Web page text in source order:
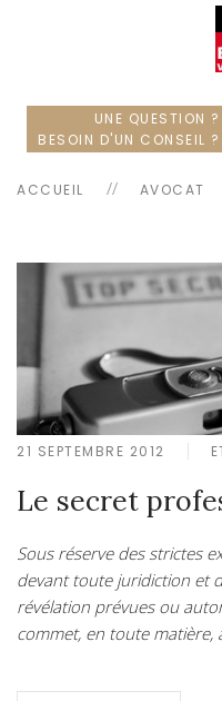
UNE QUESTION ?
BESOIN D'UN CONSEIL ?
ACCUEIL AVOCAT
21 SEPTEMBRE 2012
Le secret
Sous réserve des strictes
devant toute juridiction et
révélation prévues ou
commet, en toute matière,